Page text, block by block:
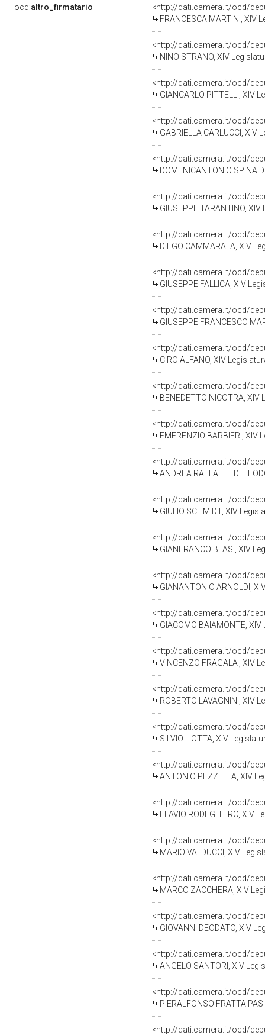
ocd:altro_firmatario
<http://dati.camera.it/ocd/
FRANCESCA MARTINI, XIV
<http://dati.camera.it/ocd/
NINO STRANO, XIV
<http://dati.camera.it/ocd/
GIANCARLO PITTELLI, XIV
<http://dati.camera.it/ocd/
GABRIELLA CARLUCCI,
<http://dati.camera.it/ocd/
DOMENICANTONIO SPINA
<http://dati.camera.it/ocd/
GIUSEPPE TARANTINO,
<http://dati.camera.it/ocd/
DIEGO CAMMARATA, XIV
<http://dati.camera.it/ocd/
GIUSEPPE FALLICA, XIV
<http://dati.camera.it/ocd/
GIUSEPPE FRANCESCO
<http://dati.camera.it/ocd/
CIRO ALFANO, XIV
<http://dati.camera.it/ocd/
BENEDETTO NICOTRA,
<http://dati.camera.it/ocd/
EMERENZIO BARBIERI,
<http://dati.camera.it/ocd/
ANDREA RAFFAELE DI
<http://dati.camera.it/ocd/
GIULIO SCHMIDT, XIV
<http://dati.camera.it/ocd/
GIANFRANCO BLASI, XIV
<http://dati.camera.it/ocd/
GIANANTONIO ARNOLDI,
<http://dati.camera.it/ocd/
GIACOMO BAIAMONTE,
<http://dati.camera.it/ocd/
VINCENZO FRAGALA', XIV
<http://dati.camera.it/ocd/
ROBERTO LAVAGNINI, XIV
<http://dati.camera.it/ocd/
SILVIO LIOTTA, XIV
<http://dati.camera.it/ocd/
ANTONIO PEZZELLA, XIV
<http://dati.camera.it/ocd/
FLAVIO RODEGHIERO, XIV
<http://dati.camera.it/ocd/
MARIO VALDUCCI, XIV
<http://dati.camera.it/ocd/
MARCO ZACCHERA, XIV
<http://dati.camera.it/ocd/
GIOVANNI DEODATO, XIV
<http://dati.camera.it/ocd/
ANGELO SANTORI, XIV
<http://dati.camera.it/ocd/
PIERALFONSO FRATTA
<http://dati.camera.it/ocd/